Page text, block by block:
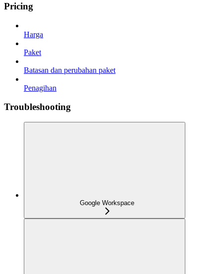
Pricing
Harga
Paket
Batasan dan perubahan paket
Penagihan
Troubleshooting
Google Workspace